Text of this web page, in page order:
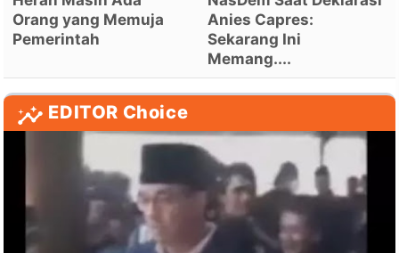
Orang yang Memuja
Pemerintah
Anies Capres:
Sekarang Ini
Memang....
EDITOR Choice